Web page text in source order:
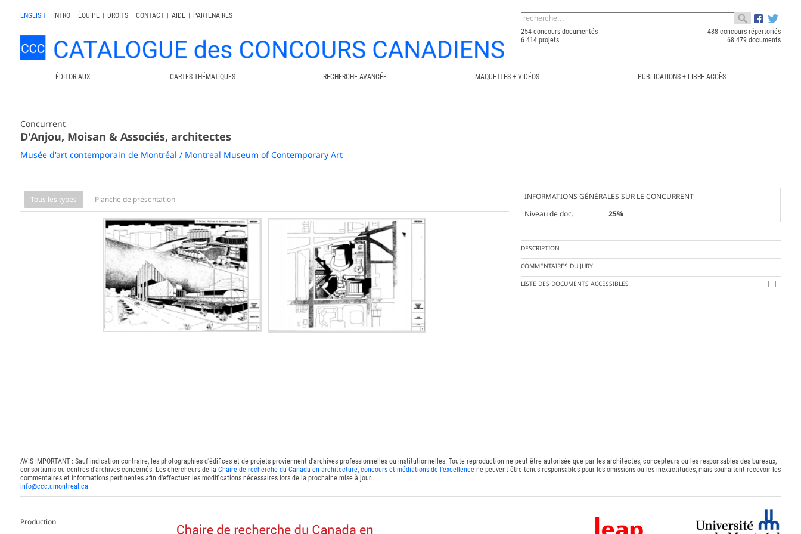
ENGLISH | INTRO | ÉQUIPE | DROITS | CONTACT | AIDE |
PARTENAIRES
254 concours documentés
488 concours répertoriés
6 414 projets
68 479 documents
ÉDITORIAUX CARTES THÉMATIQUES RECHERCHE AVANCÉE MAQUETTES + VIDÉOS PUBLICATIONS + LIBRE ACCÈS
Concurrent
D'Anjou, Moisan & Associés, architectes
Musée d'art contemporain de Montréal / Montreal Museum of Contemporary Art
Tous les types Planche de présentation
INFORMATIONS GÉNÉRALES SUR LE CONCURRENT
Niveau de doc.
25%
DESCRIPTION
COMMENTAIRES DU JURY
LISTE DES DOCUMENTS ACCESSIBLES
AVIS IMPORTANT : Sauf indication contraire, les photographies d'édifices et de projets proviennent d'archives professionnelles ou institutionnelles. Toute reproduction ne peut être autorisée que par les architectes, concepteurs ou les responsables des bureaux,
consortiums ou centres d'archives concernés. Les chercheurs de la Chaire de recherche du Canada en architecture, concours et médiations de l'excellencene peuvent être tenus responsables pour les omissions ou les inexactitudes, mais souhaitent recevoir les
commentaires et informations pertinentes afin d'effectuer les modifications nécessaires lors de la prochaine mise à jour.
info@ccc.umontreal.ca
Production